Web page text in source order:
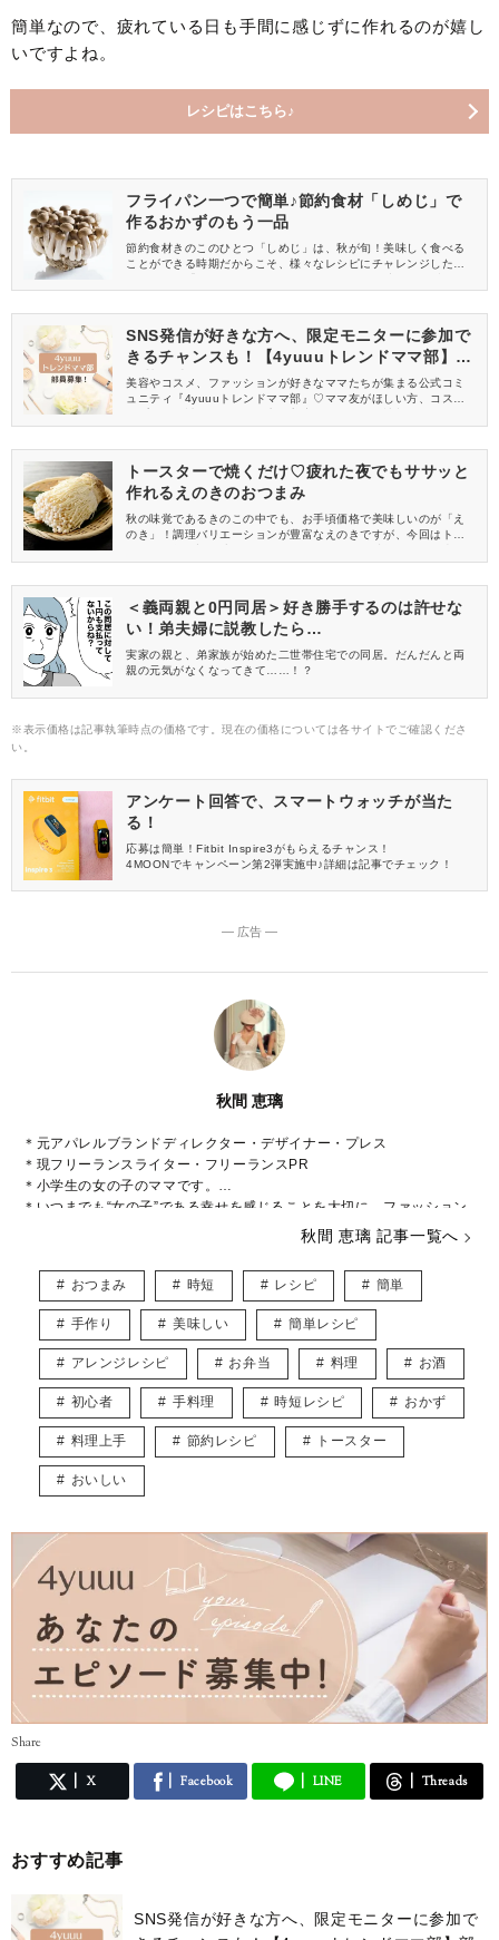
簡単なので、疲れている日も手間に感じずに作れるのが嬉し
いですよね。
レシピはこちら♪
フライパン一つで簡単♪節約食材「しめじ」で
作るおかずのもう一品
節約食材きのこのひとつ「しめじ」は、秋が旬！美味しく食べる
ことができる時期だからこそ、様々なレシピにチャレンジしたい
にも大活躍するのが、フライパンだけで完成するお手軽レシピ♪し
SNS発信が好きな方へ、限定モニターに参加で
きるチャンスも！【4yuuuトレンドママ部】部
員募集中
美容やコスメ、ファッションが好きなママたちが集まる公式コミ
ュニティ『4yuuuトレンドママ部』♡ママ友がほしい方、コスメサ
信してくれる方を募集しています！
トースターで焼くだけ♡疲れた夜でもササッと
作れるえのきのおつまみ
秋の味覚であるきのこの中でも、お手頃価格で美味しいのが「え
のき」！調理バリエーションが豊富なえのきですが、今回はトー
ている日でも作れる♪えのきを使った絶品おつまみレシピは必見で
＜義両親と0円同居＞好き勝手するのは許せな
い！弟夫婦に説教したら…
実家の親と、弟家族が始めた二世帯住宅での同居。だんだんと両
親の元気がなくなってきて……！？
※表示価格は記事執筆時点の価格です。現在の価格については各サイトでご確認くださ
い。
アンケート回答で、スマートウォッチが当た
る！
応募は簡単！Fitbit Inspire3がもらえるチャンス！
4MOONでキャンペーン第2弾実施中♪詳細は記事でチェック！
― 広告 ―
秋間 恵璃
＊元アパレルブランドディレクター・デザイナー・プレス
＊現フリーランスライター・フリーランスPR
＊小学生の女の子のママです。
＊いつまでも“女の子”である幸せを感じることを大切に、ファッション
や美容などに関心をもって日々過ごしております♡
インスタグラム* @eriusa0325
https://instagram.com/eriusa0325/
メール* eriusa0325@gmail.com
(コンタクトはインスタグラムのDM、メールアドレスへお願いいたしま
※恐れ入りますが、商品に関してのご質問にはお答えしかねます。
秋間 恵璃 記事一覧へ
おつまみ 時短 レシピ 簡単
手作り 美味しい 簡単レシピ
アレンジレシピ お弁当 料理 お酒
初心者 手料理 時短レシピ おかず
料理上手 節約レシピ トースター
おいしい
Share
X Facebook LINE Threads
おすすめ記事
SNS発信が好きな方へ、限定モニターに参加で